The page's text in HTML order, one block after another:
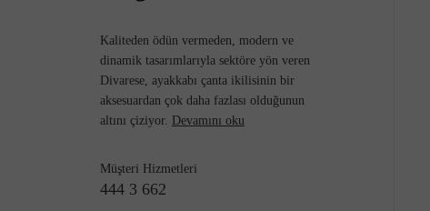
Sneaker
Kaliteden ödün vermeden, modern ve
dinamik tasarımlarıyla sektöre yön veren
Divarese, ayakkabı çanta ikilisinin bir
aksesuardan çok daha fazlası olduğunun
altını çiziyor. Devamını oku
Müşteri Hizmetleri
444 3 662